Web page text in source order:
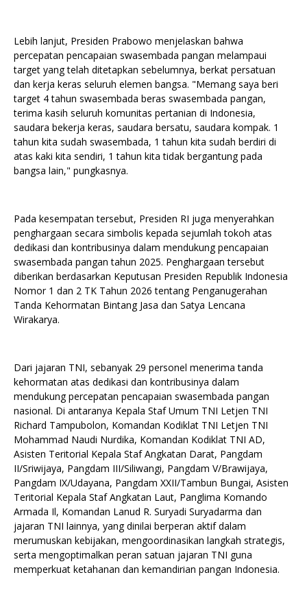
Lebih lanjut, Presiden Prabowo menjelaskan bahwa
percepatan pencapaian swasembada pangan melampaui
target yang telah ditetapkan sebelumnya, berkat persatuan
dan kerja keras seluruh elemen bangsa. "Memang saya beri
target 4 tahun swasembada beras swasembada pangan,
terima kasih seluruh komunitas pertanian di Indonesia,
saudara bekerja keras, saudara bersatu, saudara kompak. 1
tahun kita sudah swasembada, 1 tahun kita sudah berdiri di
atas kaki kita sendiri, 1 tahun kita tidak bergantung pada
bangsa lain," pungkasnya.
Pada kesempatan tersebut, Presiden RI juga menyerahkan
penghargaan secara simbolis kepada sejumlah tokoh atas
dedikasi dan kontribusinya dalam mendukung pencapaian
swasembada pangan tahun 2025. Penghargaan tersebut
diberikan berdasarkan Keputusan Presiden Republik Indonesia
Nomor 1 dan 2 TK Tahun 2026 tentang Penganugerahan
Tanda Kehormatan Bintang Jasa dan Satya Lencana
Wirakarya.
Dari jajaran TNI, sebanyak 29 personel menerima tanda
kehormatan atas dedikasi dan kontribusinya dalam
mendukung percepatan pencapaian swasembada pangan
nasional. Di antaranya Kepala Staf Umum TNI Letjen TNI
Richard Tampubolon, Komandan Kodiklat TNI Letjen TNI
Mohammad Naudi Nurdika, Komandan Kodiklat TNI AD,
Asisten Teritorial Kepala Staf Angkatan Darat, Pangdam
II/Sriwijaya, Pangdam III/Siliwangi, Pangdam V/Brawijaya,
Pangdam IX/Udayana, Pangdam XXII/Tambun Bungai, Asisten
Teritorial Kepala Staf Angkatan Laut, Panglima Komando
Armada Il, Komandan Lanud R. Suryadi Suryadarma dan
jajaran TNI lainnya, yang dinilai berperan aktif dalam
merumuskan kebijakan, mengoordinasikan langkah strategis,
serta mengoptimalkan peran satuan jajaran TNI guna
memperkuat ketahanan dan kemandirian pangan Indonesia.